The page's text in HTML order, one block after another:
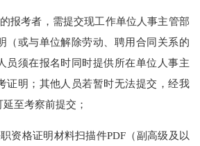
考者，需提交现工作单位人事主管部
（或与单位解除劳动、聘用合同关系的
员须在报名时同时提供所在单位人事主
证明；其他人员若暂时无法提交，经我
至考察前提交；
格证明材料扫描件PDF（副高级及以